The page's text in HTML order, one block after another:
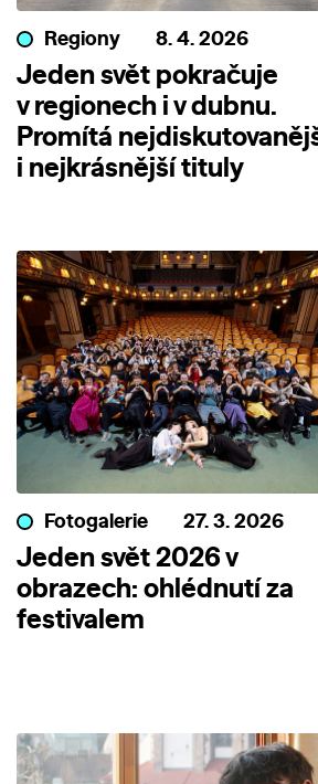
Regiony 8. 4. 2026
Jeden svět pokračuje
v regionech i v dubnu.
Promítá
i nejkrásnější tituly
Fotogalerie 27. 3. 2026
Jeden svět 2026 v
obrazech: ohlédnutí za
festivalem